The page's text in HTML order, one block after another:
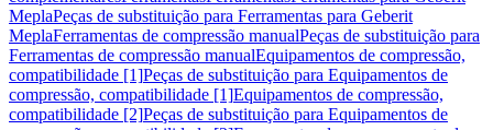
MeplaPeças de substituição para Ferramentas para Geberit
MeplaFerramentas de compressão manualPeças de substituição para
Ferramentas de compressão manualEquipamentos de compressão,
compatibilidade [1]Peças de substituição para Equipamentos de
compressão, compatibilidade [1]Equipamentos de compressão,
compatibilidade [2]Peças de substituição para Equipamentos de